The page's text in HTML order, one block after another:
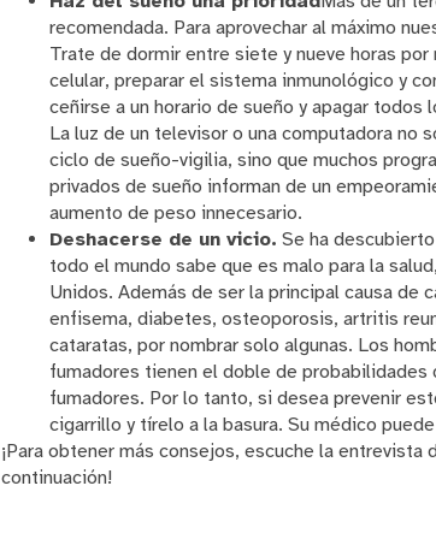
recomendada. Para aprovechar al máximo
Trate de dormir entre siete y nueve horas
celular, preparar el sistema inmunológico y
ceñirse a un horario de sueño y apagar
La luz de un televisor o una computadora no
ciclo de sueño-vigilia, sino que muchos
privados de sueño informan de un
aumento de peso innecesario.
Deshacerse de un vicio. Se ha
todo el mundo sabe que es malo para la
Unidos. Además de ser la principal causa de
enfisema, diabetes, osteoporosis, artritis
cataratas, por nombrar solo algunas. Los
fumadores tienen el doble de
fumadores. Por lo tanto, si desea prevenir
cigarrillo y tírelo a la basura. Su médico
¡Para obtener más consejos, escuche la entrevista
continuación!